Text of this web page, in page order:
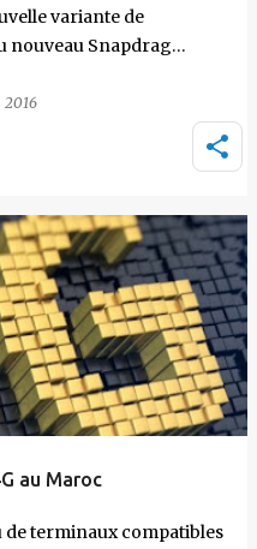
variante de
nouveau Snapdrag…
au Maroc
de terminaux compatibles